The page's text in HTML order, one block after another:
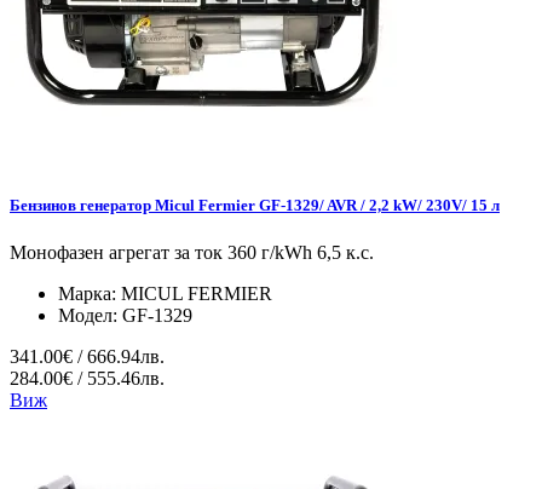
Бензинов генератор Micul Fermier GF-1329/ AVR / 2,2 kW/ 230V/ 15 л
Монофазен агрегат за ток 360 г/kWh 6,5 к.с.
Марка: MICUL FERMIER
Модел: GF-1329
341.00€ / 666.94лв.
284.00€ / 555.46лв.
Виж